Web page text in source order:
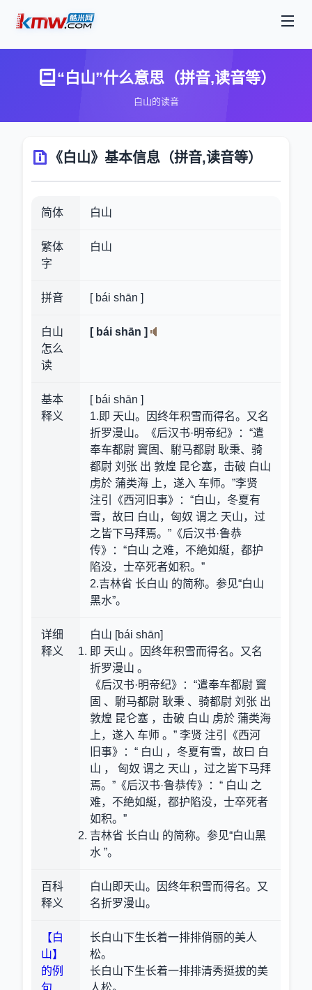
“白山”什么意思（拼音,读音等）
白山的读音
《白山》基本信息（拼音,读音等）
简体 白山
繁体
字
白山
拼音 [ bái shān ]
白山
怎么
读
[ bái shān ]
基本
释义
[ bái shān ]
1.即 天山。因终年积雪而得名。又名
折罗漫山。《后汉书·明帝纪》：“遣
奉车都尉 竇固、駙马都尉 耿秉、骑
都尉 刘张 出 敦煌 昆仑塞，击破 白山
虏於 蒲类海 上，遂入 车师。”李贤
注引《西河旧事》：“白山，冬夏有
雪，故曰 白山，匈奴 谓之 天山，过
之皆下马拜焉。”《后汉书·鲁恭
传》：“白山 之难，不絶如綖，都护
陷没，士卒死者如积。”
2.吉林省 长白山 的简称。参见“白山
黑水”。
详细
释义
白山 [bái shān]
即 天山 。因终年积雪而得名。又名
折罗漫山 。
《后汉书·明帝纪》：“遣奉车都尉 竇
固 、駙马都尉 耿秉 、骑都尉 刘张 出
敦煌 昆仑塞 ，击破 白山 虏於 蒲类海
上，遂入 车师 。” 李贤 注引《西河
旧事》：“ 白山 ，冬夏有雪，故曰 白
山 ， 匈奴 谓之 天山 ，过之皆下马拜
焉。”《后汉书·鲁恭传》：“ 白山 之
难，不絶如綖，都护陷没，士卒死者
如积。”
吉林省 长白山 的简称。参见“白山黑
水 ”。
百科
释义
白山即天山。因终年积雪而得名。又
名折罗漫山。
【白
山】
的例
句
长白山下生长着一排排俏丽的美人
松。
长白山下生长着一排排清秀挺拔的美
人松。